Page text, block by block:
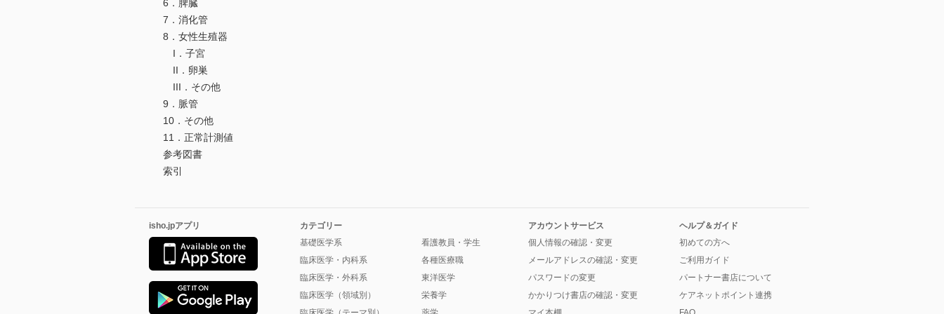
6．脾臓
7．消化管
8．女性生殖器
I．子宮
II．卵巣
III．その他
9．脈管
10．その他
11．正常計測値
参考図書
索引
isho.jpアプリ
カテゴリー
基礎医学系
臨床医学・内科系
臨床医学・外科系
臨床医学（領域別）
看護教員・学生
各種医療職
東洋医学
栄養学
アカウントサービス
個人情報の確認・変更
メールアドレスの確認・変更
パスワードの変更
かかりつけ書店の確認・変更
ヘルプ＆ガイド
初めての方へ
ご利用ガイド
パートナー書店について
ケアネットポイント連携